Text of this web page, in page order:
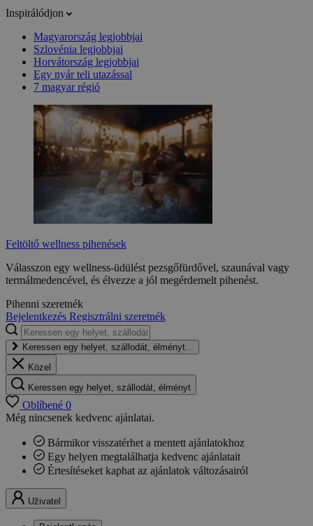
Inspirálódjon
Magyarország legjobbjai
Szlovénia legjobbjai
Horvátország legjobbjai
Egy nyár teli utazással
7 magyar régió
Feltöltő wellness pihenések
Válasszon egy wellness-üdülést pezsgőfürdővel, szaunával vagy
termálmedencével, és élvezze a jól megérdemelt pihenést.
Pihenni szeretnék
Bejelentkezés Regisztrálni szeretnék
Keressen egy helyet, szállodát, élményt...
Közel
Keressen egy helyet, szállodát, élményt
Oblíbené 0
Még nincsenek kedvenc ajánlatai.
Bármikor visszatérhet a mentett ajánlatokhoz
Egy helyen megtalálhatja kedvenc ajánlatait
Értesítéseket kaphat az ajánlatok változásairól
Uživatel